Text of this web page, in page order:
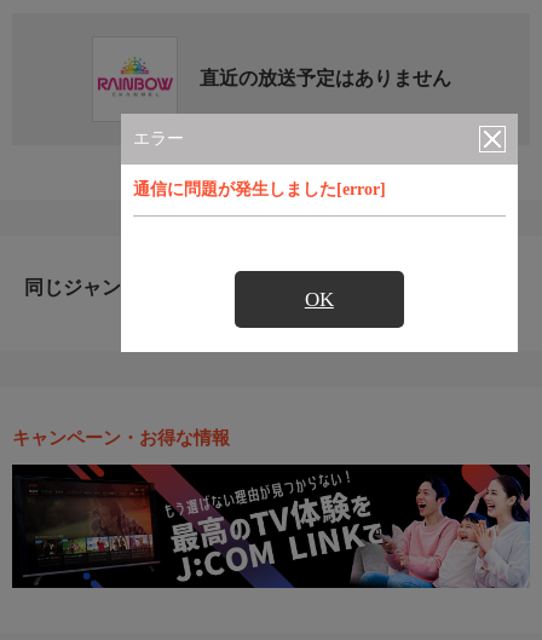
エラー
通信に問題が発生しました[error]
OK
直近の放送予定はありません
同じジャンルのおすすめ番組
キャンペーン・お得な情報